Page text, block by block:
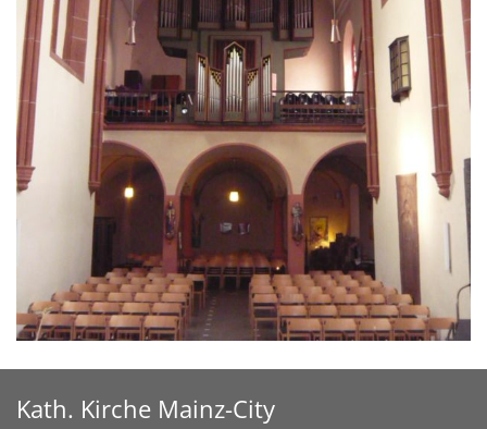
Kath. Kirche Mainz-City